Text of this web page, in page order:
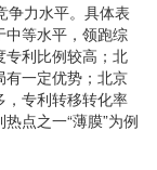
力水平。具体表
中等水平，领跑综
专利比例较高；北
有一定优势；北京
，专利转移转化率
点之一“薄膜”为例